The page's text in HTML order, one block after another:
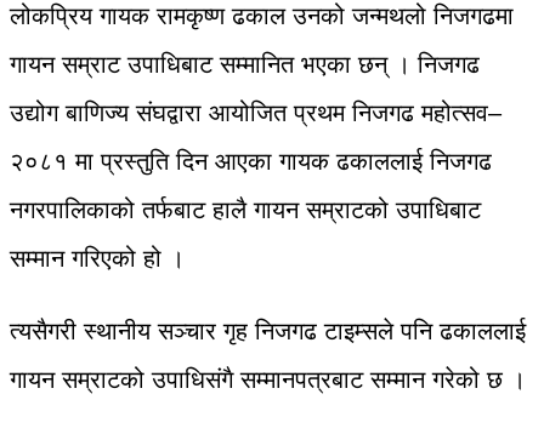
लोकप्रिय गायक रामकृष्ण ढकाल उनको जन्मथलो निजगढमा
गायन सम्राट उपाधिबाट सम्मानित भएका छन् । निजगढ
उद्योग बाणिज्य संघद्वारा आयोजित प्रथम निजगढ महोत्सव–
२०८१ मा प्रस्तुति दिन आएका गायक ढकाललाई निजगढ
नगरपालिकाको तर्फबाट हालै गायन सम्राटको उपाधिबाट
सम्मान गरिएको हो ।
त्यसैगरी स्थानीय सञ्चार गृह निजगढ टाइम्सले पनि ढकाललाई
गायन सम्राटको उपाधिसंगै सम्मानपत्रबाट सम्मान गरेको छ ।